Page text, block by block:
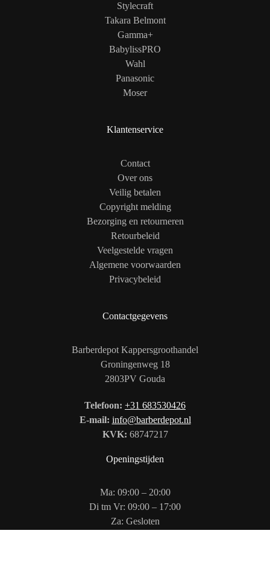
Stylecraft
Takara Belmont
Gamma+
BabylissPRO
Wahl
Panasonic
Moser
Klantenservice
Contact
Over ons
Veilig betalen
Copyright melding
Bezorging en retourneren
Retourbeleid
Veelgestelde vragen
Algemene voorwaarden
Privacybeleid
Contactgegevens
Barberdepot Kappersgroothandel
Groningenweg 18
2803PV Gouda
Telefoon: +31 683530426
E-mail: info@barberdepot.nl
KVK: 68747217
Openingstijden
Ma: 09:00 – 20:00
Di tm Vr: 09:00 – 17:00
Za: Gesloten